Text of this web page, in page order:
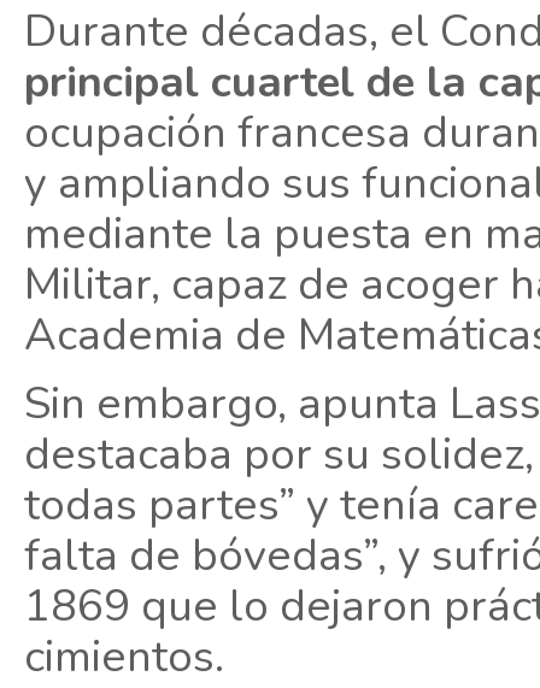
Durante décadas, el
principal cuartel de la
ocupación francesa
y ampliando sus
mediante la puesta en
Militar, capaz de acoger
Academia de
Sin embargo, apunta
destacaba por su
todas partes” y tenía
falta de bóvedas”, y
1869 que lo dejaron
cimientos.